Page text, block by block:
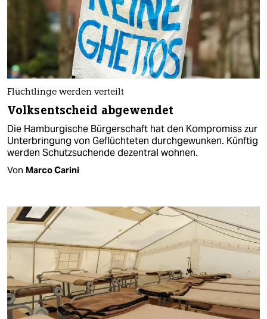
Flüchtlinge werden verteilt
Volksentscheid abgewendet
Die Hamburgische Bürgerschaft hat den Kompromiss zur
Unterbringung von Geflüchteten durchgewunken. Künftig
werden Schutzsuchende dezentral wohnen.
Von Marco Carini